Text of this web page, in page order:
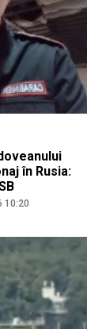
în Rusia:
10:20